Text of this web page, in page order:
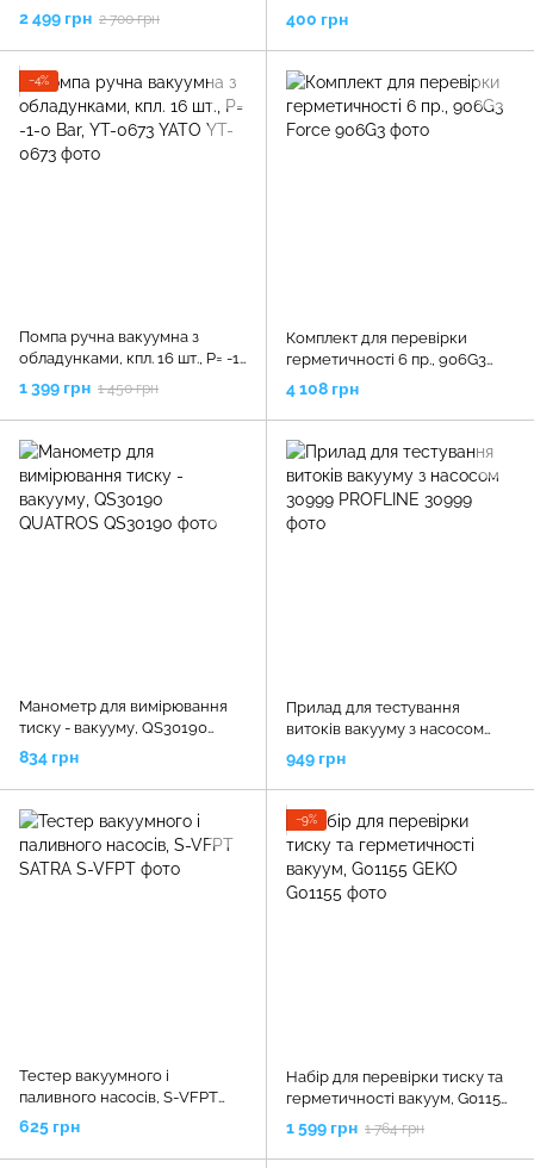
2 499 грн 2 700 грн
YATO
400 грн
−4%
Помпа ручна вакуумна з
обладунками, кпл. 16 шт., P= -1-
1 399 грн 1 450 грн
Комплект для перевірки
герметичності 6 пр., 906G3
Force
4 108 грн
Манометр для вимірювання
тиску - вакууму, QS30190
QUATROS
834 грн
Прилад для тестування
витоків вакууму з насосом
949 грн
Тестер вакуумного і
паливного насосів, S-VFPT
SATRA
625 грн
−9%
Набір для перевірки тиску та
герметичності вакуум, G01155
1 599 грн 1 764 грн